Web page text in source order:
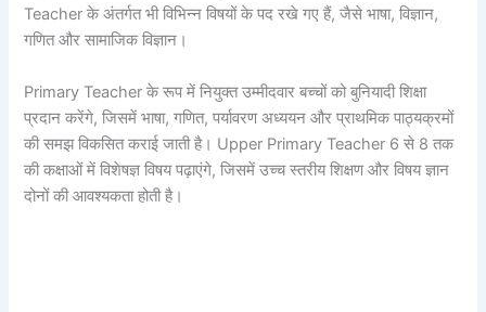
Teacher के अंतर्गत भी विभिन्न विषयों के पद रखे गए हैं, जैसे भाषा, विज्ञान,
गणित और सामाजिक विज्ञान।
Primary Teacher के रूप में नियुक्त उम्मीदवार बच्चों को बुनियादी शिक्षा
प्रदान करेंगे, जिसमें भाषा, गणित, पर्यावरण अध्ययन और प्राथमिक पाठ्यक्रमों
की समझ विकसित कराई जाती है। Upper Primary Teacher 6 से 8 तक
की कक्षाओं में विशेषज्ञ विषय पढ़ाएंगे, जिसमें उच्च स्तरीय शिक्षण और विषय ज्ञान
दोनों की आवश्यकता होती है।